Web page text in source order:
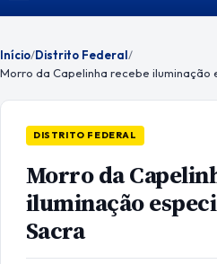
Menu
Início/Distrito Federal/
Morro da Capelinha recebe iluminação
DISTRITO FEDERAL
Morro da
iluminação
Sacra